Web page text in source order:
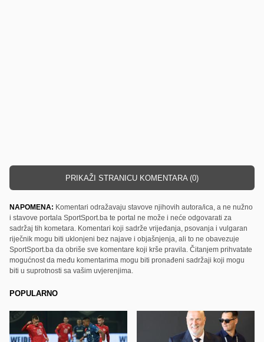
PRIKAŽI STRANICU KOMENTARA (0)
NAPOMENA: Komentari odražavaju stavove njihovih autora/ica, a ne nužno
i stavove portala SportSport.ba te portal ne može i neće odgovarati za
sadržaj tih kometara. Komentari koji sadrže vrijeđanja, psovanja i vulgaran
riječnik mogu biti uklonjeni bez najave i objašnjenja, ali to ne obavezuje
SportSport.ba da obriše sve komentare koji krše pravila. Čitanjem prihvatate
mogućnost da među komentarima mogu biti pronađeni sadržaji koji mogu
biti u suprotnosti sa vašim uvjerenjima.
POPULARNO